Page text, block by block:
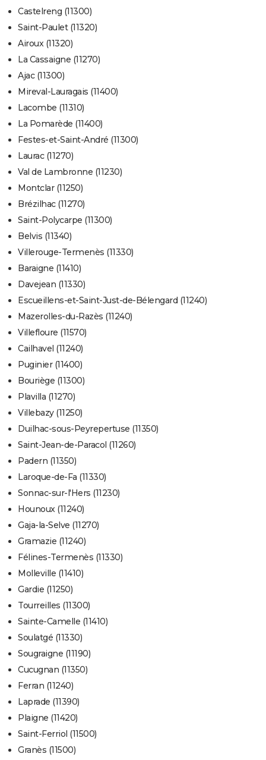
Castelreng (11300)
Saint-Paulet (11320)
Airoux (11320)
La Cassaigne (11270)
Ajac (11300)
Mireval-Lauragais (11400)
Lacombe (11310)
La Pomarède (11400)
Festes-et-Saint-André (11300)
Laurac (11270)
Val de Lambronne (11230)
Montclar (11250)
Brézilhac (11270)
Saint-Polycarpe (11300)
Belvis (11340)
Villerouge-Termenès (11330)
Baraigne (11410)
Davejean (11330)
Escueillens-et-Saint-Just-de-Bélengard (11240)
Mazerolles-du-Razès (11240)
Villefloure (11570)
Cailhavel (11240)
Puginier (11400)
Bouriège (11300)
Plavilla (11270)
Villebazy (11250)
Duilhac-sous-Peyrepertuse (11350)
Saint-Jean-de-Paracol (11260)
Padern (11350)
Laroque-de-Fa (11330)
Sonnac-sur-l'Hers (11230)
Hounoux (11240)
Gaja-la-Selve (11270)
Gramazie (11240)
Félines-Termenès (11330)
Molleville (11410)
Gardie (11250)
Tourreilles (11300)
Sainte-Camelle (11410)
Soulatgé (11330)
Sougraigne (11190)
Cucugnan (11350)
Ferran (11240)
Laprade (11390)
Plaigne (11420)
Saint-Ferriol (11500)
Granès (11500)